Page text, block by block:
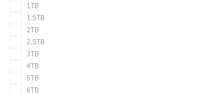
1TB
1.5TB
2TB
2.5TB
3TB
4TB
5TB
6TB